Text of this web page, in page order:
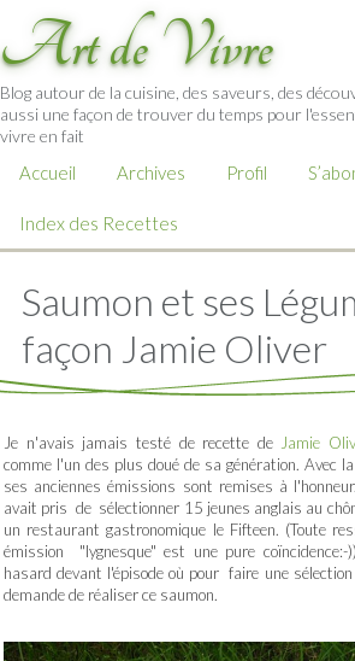
Art de Vivre
Blog autour de la cuisine, des saveurs, des
aussi une façon de trouver du temps pour
vivre en fait
Accueil Archives Profil
Index des Recettes
Saumon et ses
façon Jamie Oliver
Je n'avais jamais testé de recette de Jamie
comme l'un des plus doué de sa génération. Avec
ses anciennes émissions sont remises à
avait pris de sélectionner 15 jeunes anglais au
un restaurant gastronomique le Fifteen. (Toute
émission "lygnesque" est une pure
hasard devant l'épisode où pour faire une
demande de réaliser ce saumon.